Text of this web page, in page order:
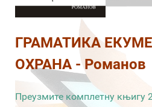
ГРАМАТИКА
ОХРАНА - Романов
Преузмите комплетну књигу